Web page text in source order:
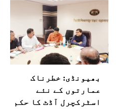
بھیونڈی: خطرناک
عمارتوں کے نئے
اسٹرکچرل آڈٹ کا حکم